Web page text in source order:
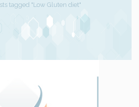
tagged "Low Gluten diet"